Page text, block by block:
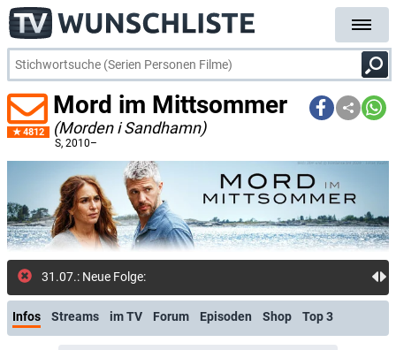
4812
Mord im Mittsommer
(Morden i Sandhamn)
S, 2010–
31.07.: Neue Folge: Fall 25: Amanda (arte.tv)
Infos Streams im TV Forum Episoden Shop Top 3